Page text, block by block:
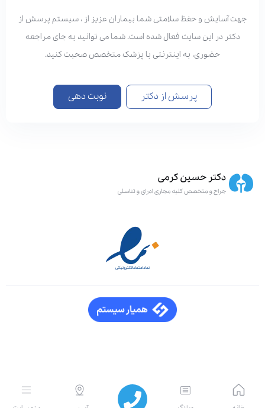
آسایش و حفظ سلامتی شما بیماران عزیز از ، سیستم پرسش از
دکتر در این سایت فعال شده است. شما می توانید به جای مراجعه
حضوری، به اینترنتی با پزشک متخصص صحبت کنید.
پرسش از دکتر نوبت دهی